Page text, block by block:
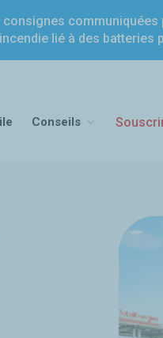
consignes
lié à des
Conseils